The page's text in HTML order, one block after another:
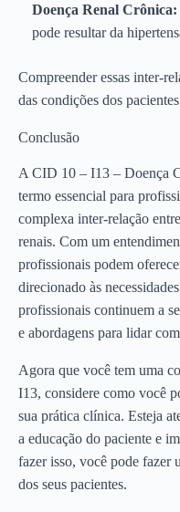
Doença Renal Crônica:
pode resultar da
Compreender essas inter-
das condições dos
Conclusão
A CID 10 – I13 – Doença
termo essencial para
complexa inter-relação
renais. Com um
profissionais podem
direcionado às
profissionais continuem a
e abordagens para lidar
Agora que você tem uma
I13, considere como você
sua prática clínica. Esteja
a educação do paciente e
fazer isso, você pode fazer
dos seus pacientes.